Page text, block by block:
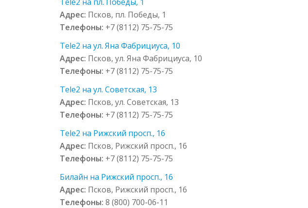
Адрес: Псков, пл. Победы, 1
Телефоны: +7 (8112) 75-75-75
Tele2 на ул. Яна Фабрициуса, 10
Адрес: Псков, ул. Яна Фабрициуса, 10
Телефоны: +7 (8112) 75-75-75
Tele2 на ул. Советская, 13
Адрес: Псков, ул. Советская, 13
Телефоны: +7 (8112) 75-75-75
Tele2 на Рижский просп., 16
Адрес: Псков, Рижский просп., 16
Телефоны: +7 (8112) 75-75-75
Билайн на Рижский просп., 16
Адрес: Псков, Рижский просп., 16
Телефоны:8 (800) 700-06-11